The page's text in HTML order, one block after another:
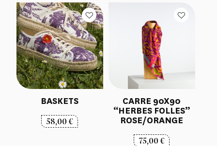
BASKETS
58,00€
CARRE 90X90
“HERBES FOLLES”
ROSE/ORANGE
75,00€